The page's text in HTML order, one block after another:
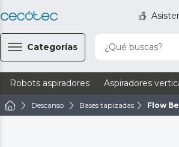
Categorías ¿Qué buscas?
Robots aspiradores Aspiradores
Descanso Bases tapizadas Flow